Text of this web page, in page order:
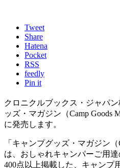
Tweet
Share
Hatena
Pocket
RSS
feedly
Pin it
クロニクルブックス・ジャパ
ッズ・マガジン（Camp Goods
に発売します。
「キャンプグッズ・マガジン（
は、おしゃれキャンパーご用
400点以上掲載した、キャンプ